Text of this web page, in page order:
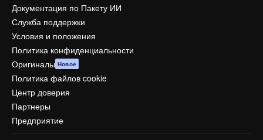
Документация по Пакету ИИ
Служба поддержки
Условия и положения
Политика конфиденциальности
Оригиналы Новое
Политика файлов cookie
Центр доверия
Партнеры
Предприятие